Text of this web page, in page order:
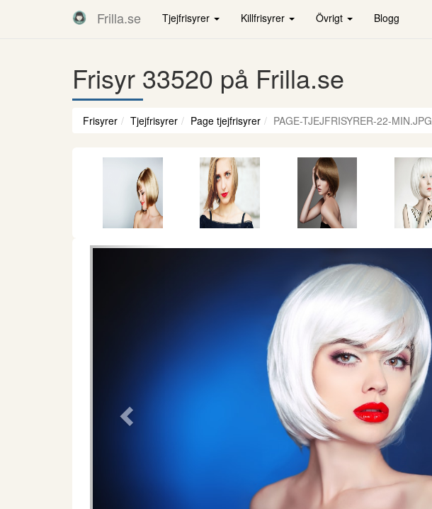
Frilla.se Tjejfrisyrer Killfrisyrer Övrigt Blogg
Frisyr 33520 på Frilla.se
Frisyrer Tjejfrisyrer Page tjejfrisyrer PAGE-TJEJFRISYRER-22-MIN.JPG
Föregående